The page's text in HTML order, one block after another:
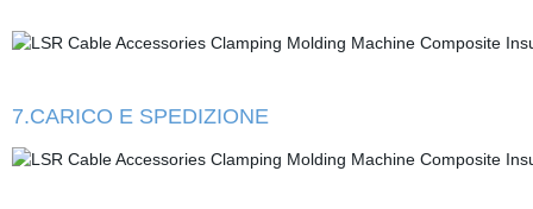
7.CARICO E SPEDIZIONE